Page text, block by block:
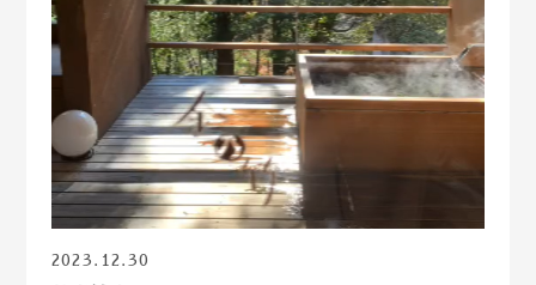
2023.12.30